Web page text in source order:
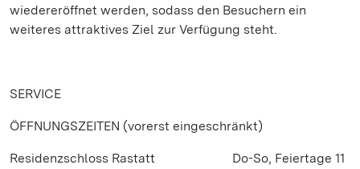
wiedereröffnet werden, sodass den Besuchern ein
weiteres attraktives Ziel zur Verfügung steht.
SERVICE
ÖFFNUNGSZEITEN (vorerst eingeschränkt)
Residenzschloss Rastatt Do-So, Feiertage 11